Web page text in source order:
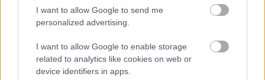
I want to allow Google to send me
personalized advertising.
I want to allow Google to enable storage
related to analytics like cookies on web or
device identifiers in apps.
Iborra (lesión de rodilla), Foyth (sancionado), Estupiñán
(molestias musculares).
Estos jugadores son duda:
Posibles cambios en la alineación